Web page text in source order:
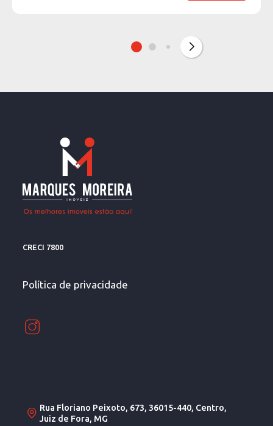
CRECI 7800
Política de privacidade
Rua Floriano Peixoto, 673, 36015-440, Centro,
Juiz de Fora, MG